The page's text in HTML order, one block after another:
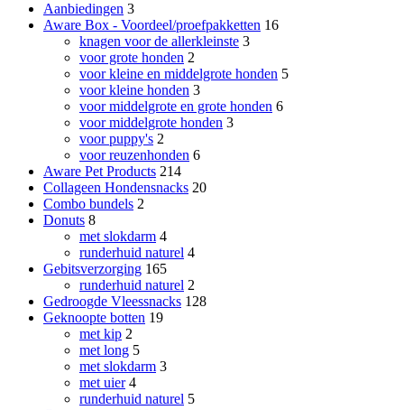
Aanbiedingen 3
Aware Box - Voordeel/proefpakketten 16
knagen voor de allerkleinste 3
voor grote honden 2
voor kleine en middelgrote honden 5
voor kleine honden 3
voor middelgrote en grote honden 6
voor middelgrote honden 3
voor puppy's 2
voor reuzenhonden 6
Aware Pet Products 214
Collageen Hondensnacks 20
Combo bundels 2
Donuts 8
met slokdarm 4
runderhuid naturel 4
Gebitsverzorging 165
runderhuid naturel 2
Gedroogde Vleessnacks 128
Geknoopte botten 19
met kip 2
met long 5
met slokdarm 3
met uier 4
runderhuid naturel 5